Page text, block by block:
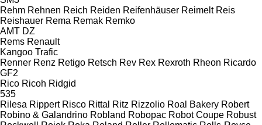
Rehm Rehnen Reich Reiden Reifenhäuser Reimelt Reis
Reishauer Rema Remak Remko
AMT DZ
Rems Renault
Kangoo Trafic
Renner Renz Retigo Retsch Rev Rex Rexroth Rheon Ricardo
GF2
Rico Ricoh Ridgid
535
Rilesa Rippert Risco Rittal Ritz Rizzolio Roal Bakery Robert
Robino & Galandrino Robland Robopac Robot Coupe Robust